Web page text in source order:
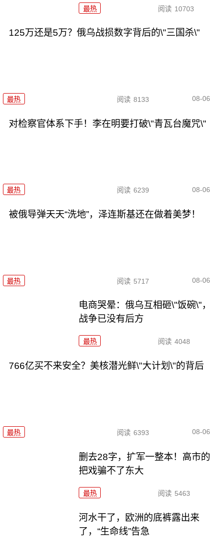
最热 阅读 10703
125万还是5万？俄乌战损数字背后的\"三国杀\"
最热 阅读 8133 08-06
对检察官体系下手！李在明要打破\"青瓦台魔咒\"
最热 阅读 6239 08-06
被俄导弹天天“洗地”，泽连斯基还在做着美梦！
最热 阅读 5717 08-06
电商哭晕：俄乌互相砸\"饭碗\"，
战争已没有后方
最热 阅读 4048
766亿买不来安全？美核潜光鲜\"大计划\"的背后
最热 阅读 6393 08-06
删去28字，扩军一整本！高市的
把戏骗不了东大
最热 阅读 5463
河水干了，欧洲的底裤露出来
了，“生命线”告急